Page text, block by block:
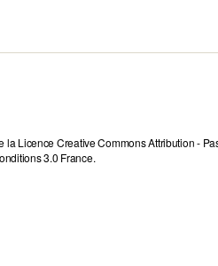
Licence Creative Commons Attribution -
3.0 France.